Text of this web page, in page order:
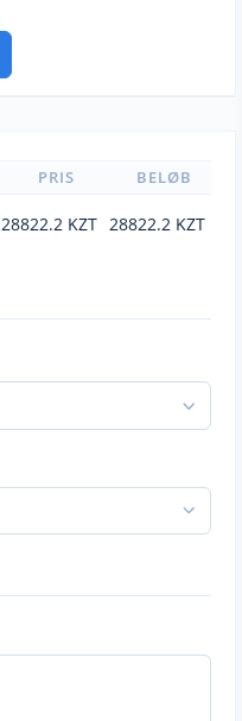
PRIS BELØB
28822.2 KZT 28822.2 KZT